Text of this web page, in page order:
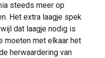
steeds meer op
Het extra laagje spek
dat laagje nodig is
moeten met elkaar het
herwaardering van